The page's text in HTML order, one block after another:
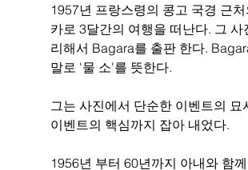
1957년 프랑스령의 콩고 국경 근
카로 3달간의 여행을 떠난다. 그 사
리해서 Bagara를 출판 한다.
말로 '물 소'를 뜻한다.
그는 사진에서 단순한 이벤트의 묘
이벤트의 핵심까지 잡아 내었다.
1956년 부터 60년까지 아내와 함